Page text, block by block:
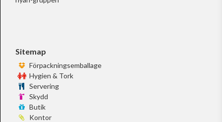
Sitemap
Förpackningsemballage
Hygien & Tork
Servering
Skydd
Butik
Kontor